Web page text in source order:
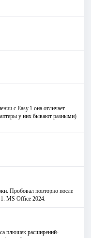
с Easy.1 она отличает
у них бывают разными)
Пробовал повторно после
MS Offiсe 2024.
плюшек расширений-